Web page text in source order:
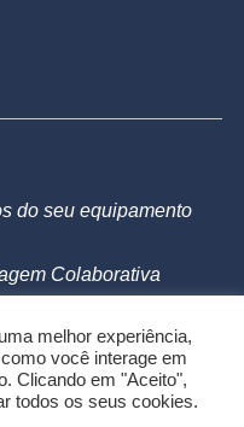
do seu equipamento
Colaborativa
melhor experiência,
você interage em
Clicando em "Aceito",
todos os seus cookies.